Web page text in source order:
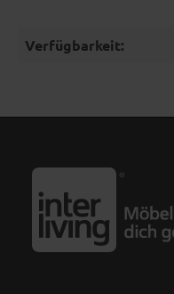
Verfügbarkeit: